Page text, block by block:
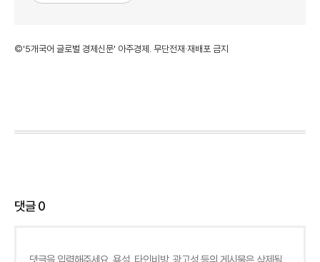
©'5개국어 글로벌 경제신문' 아주경제. 무단전재·재배포 금지
댓글0